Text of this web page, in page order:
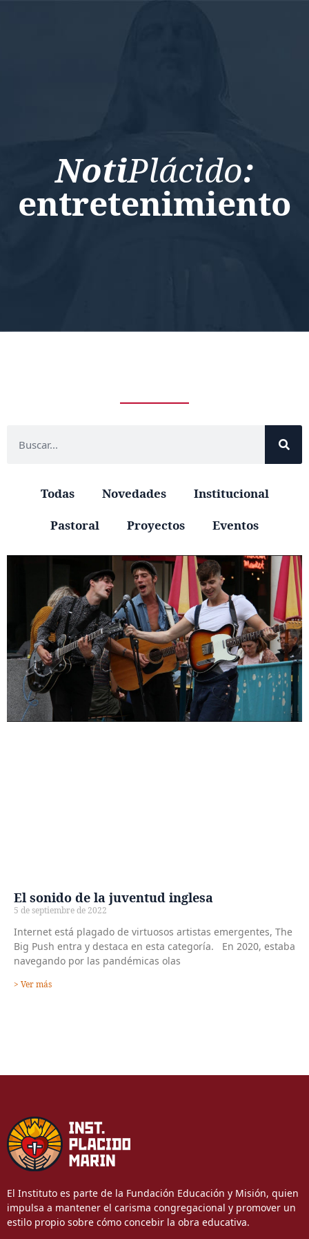
NotiPlácido:
entretenimiento
Todas Novedades
Institucional
Pastoral
Proyectos Eventos
El sonido de la juventud inglesa
5 de septiembre de 2022
Internet está plagado de virtuosos artistas emergentes, The
Big Push entra y destaca en esta categoría. En 2020, estaba
navegando por las pandémicas olas
> Ver más
El Instituto es parte de la Fundación Educación y Misión, quien
impulsa a mantener el carisma congregacional y promover un
estilo propio sobre cómo concebir la obra educativa.